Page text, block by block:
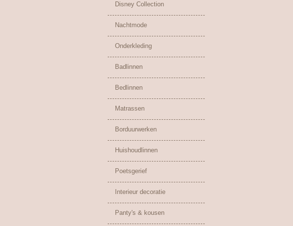
Disney Collection
Nachtmode
Onderkleding
Badlinnen
Bedlinnen
Matrassen
Borduurwerken
Huishoudlinnen
Poetsgerief
Interieur decoratie
Panty's & kousen